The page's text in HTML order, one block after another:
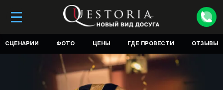
СЦЕНАРИИ ФОТО ЦЕНЫ ГДЕ ПРОВЕСТИ ОТЗЫВЫ